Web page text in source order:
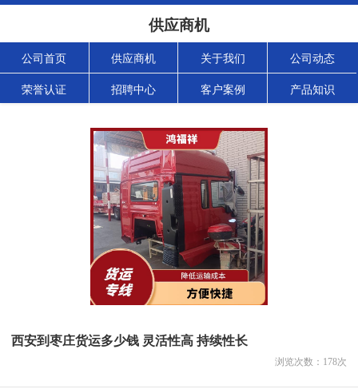
供应商机
公司首页 供应商机 关于我们 公司动态
荣誉认证 招聘中心 客户案例 产品知识
西安到枣庄货运多少钱 灵活性高 持续性长
浏览次数： 178次